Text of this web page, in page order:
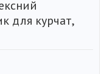
для курчат,